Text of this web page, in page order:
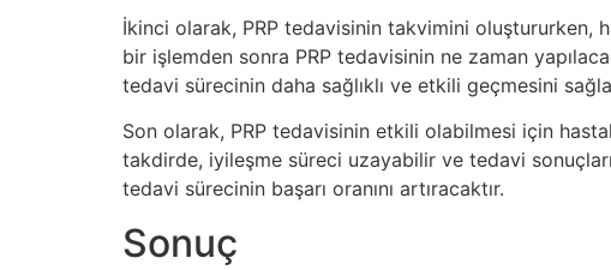
İkinci olarak, PRP tedavisinin takvimini oluştururken,
bir işlemden sonra PRP tedavisinin ne zaman
tedavi sürecinin daha sağlıklı ve etkili geçmesini
Son olarak, PRP tedavisinin etkili olabilmesi için
takdirde, iyileşme süreci uzayabilir ve tedavi
tedavi sürecinin başarı oranını artıracaktır.
Sonuç